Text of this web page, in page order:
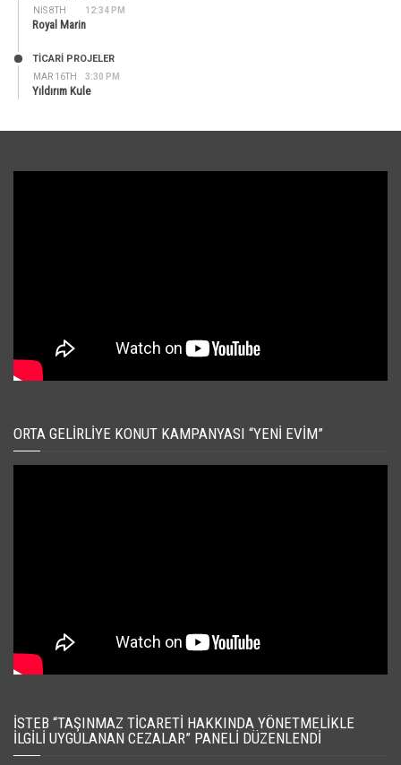
NIS 8TH 12:34 PM
Royal Marin
MAR 16TH 3:30 PM
TİCARİ PROJELER
Yıldırım Kule
ORTA GELIRLIYE KONUT KAMPANYASI “YENI EVIM”
İSTEB “TAŞINMAZ TICARETI HAKKINDA YÖNETMELIKLE
İLGILI UYGULANAN CEZALAR” PANELI DÜZENLENDI